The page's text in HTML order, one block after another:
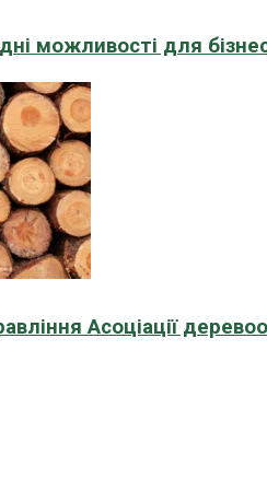
можливості для
Асоціації